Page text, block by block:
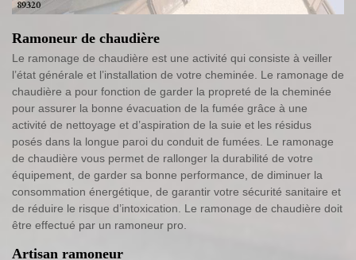
Ramoneur de chaudière
Le ramonage de chaudière est une activité qui consiste à veiller
l’état générale et l’installation de votre cheminée. Le ramonage de
chaudière a pour fonction de garder la propreté de la cheminée
pour assurer la bonne évacuation de la fumée grâce à une
activité de nettoyage et d’aspiration de la suie et les résidus
posés dans la longue paroi du conduit de fumées. Le ramonage
de chaudière vous permet de rallonger la durabilité de votre
équipement, de garder sa bonne performance, de diminuer la
consommation énergétique, de garantir votre sécurité sanitaire et
de réduire le risque d’intoxication. Le ramonage de chaudière doit
être effectué par un ramoneur pro.
Artisan ramoneur